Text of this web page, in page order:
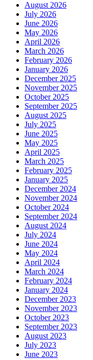
August 2026
July 2026
June 2026
May 2026
April 2026
March 2026
February 2026
January 2026
December 2025
November 2025
October 2025
September 2025
August 2025
July 2025
June 2025
May 2025
April 2025
March 2025
February 2025
January 2025
December 2024
November 2024
October 2024
September 2024
August 2024
July 2024
June 2024
May 2024
April 2024
March 2024
February 2024
January 2024
December 2023
November 2023
October 2023
September 2023
August 2023
July 2023
June 2023